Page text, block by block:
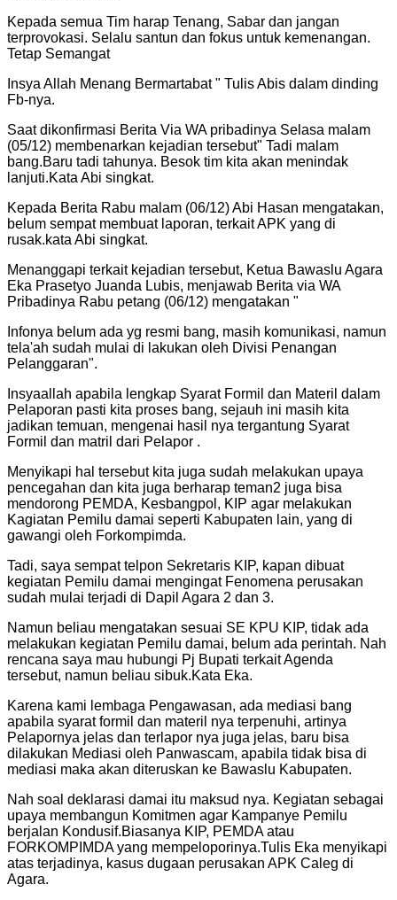
Kepada semua Tim harap Tenang, Sabar dan jangan
terprovokasi. Selalu santun dan fokus untuk kemenangan.
Tetap Semangat
Insya Allah Menang Bermartabat " Tulis Abis dalam dinding
Fb-nya.
Saat dikonfirmasi Berita Via WA pribadinya Selasa malam
(05/12) membenarkan kejadian tersebut" Tadi malam
bang.Baru tadi tahunya. Besok tim kita akan menindak
lanjuti.Kata Abi singkat.
Kepada Berita Rabu malam (06/12) Abi Hasan mengatakan,
belum sempat membuat laporan, terkait APK yang di
rusak.kata Abi singkat.
Menanggapi terkait kejadian tersebut, Ketua Bawaslu Agara
Eka Prasetyo Juanda Lubis, menjawab Berita via WA
Pribadinya Rabu petang (06/12) mengatakan "
Infonya belum ada yg resmi bang, masih komunikasi, namun
tela'ah sudah mulai di lakukan oleh Divisi Penangan
Pelanggaran".
Insyaallah apabila lengkap Syarat Formil dan Materil dalam
Pelaporan pasti kita proses bang, sejauh ini masih kita
jadikan temuan, mengenai hasil nya tergantung Syarat
Formil dan matril dari Pelapor .
Menyikapi hal tersebut kita juga sudah melakukan upaya
pencegahan dan kita juga berharap teman2 juga bisa
mendorong PEMDA, Kesbangpol, KIP agar melakukan
Kagiatan Pemilu damai seperti Kabupaten lain, yang di
gawangi oleh Forkompimda.
Tadi, saya sempat telpon Sekretaris KIP, kapan dibuat
kegiatan Pemilu damai mengingat Fenomena perusakan
sudah mulai terjadi di Dapil Agara 2 dan 3.
Namun beliau mengatakan sesuai SE KPU KIP, tidak ada
melakukan kegiatan Pemilu damai, belum ada perintah. Nah
rencana saya mau hubungi Pj Bupati terkait Agenda
tersebut, namun beliau sibuk.Kata Eka.
Karena kami lembaga Pengawasan, ada mediasi bang
apabila syarat formil dan materil nya terpenuhi, artinya
Pelapornya jelas dan terlapor nya juga jelas, baru bisa
dilakukan Mediasi oleh Panwascam, apabila tidak bisa di
mediasi maka akan diteruskan ke Bawaslu Kabupaten.
Nah soal deklarasi damai itu maksud nya. Kegiatan sebagai
upaya membangun Komitmen agar Kampanye Pemilu
berjalan Kondusif.Biasanya KIP, PEMDA atau
FORKOMPIMDA yang mempeloporinya.Tulis Eka menyikapi
atas terjadinya, kasus dugaan perusakan APK Caleg di
Agara.